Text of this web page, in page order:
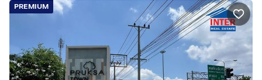
บริษัท อินเตอร์โฮม เรียลตี้ เอสเตท จำกัด
www.interhome.co.th
โทร.กดเพื่อดูเบอร์โทร xxxxxx206
PREMIUM